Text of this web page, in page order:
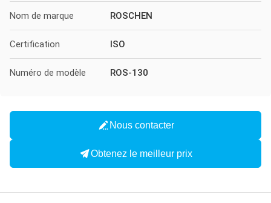
Nom de marque ROSCHEN
Certification ISO
Numéro de modèle ROS-130
Nous contacter
Obtenez le meilleur prix